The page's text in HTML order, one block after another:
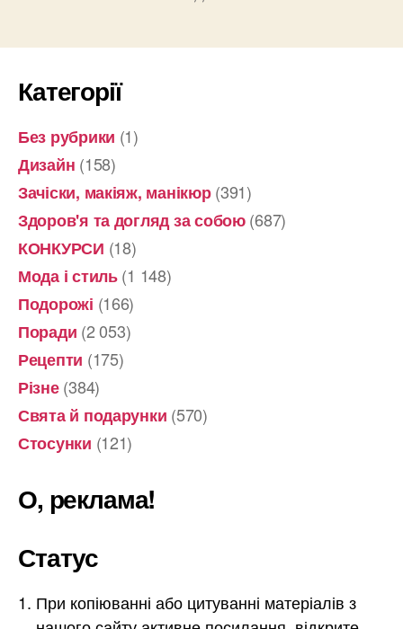
Категорії
Без рубрики (1)
Дизайн (158)
Зачіски, макіяж, манікюр(391)
Здоров'я та догляд за собою(687)
КОНКУРСИ (18)
Мода і стиль(1 148)
Подорожі (166)
Поради (2 053)
Рецепти (175)
Різне(384)
Свята й подарунки (570)
Стосунки (121)
О, реклама!
Статус
При копіюванні або цитуванні матеріалів з